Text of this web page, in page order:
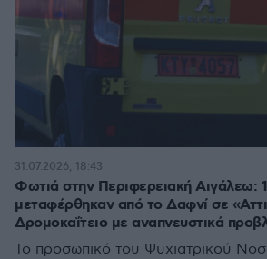
Φωτιά στην Περιφερειακή Αιγάλεω:
μεταφέρθηκαν από το Δαφνί σε
Δρομοκαΐτειο με αναπνευστικά
Το προσωπικό του Ψυχιατρικού
31.07.2026, 18:43